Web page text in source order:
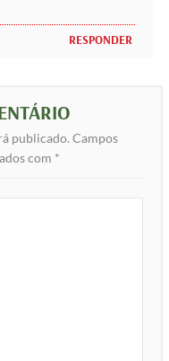
RESPONDER
publicado. Campos
com *